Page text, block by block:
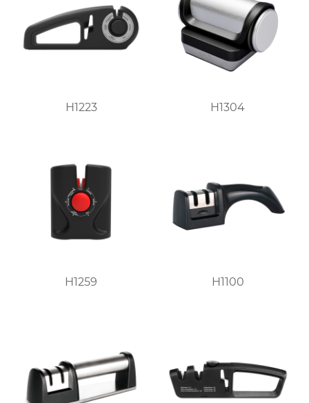
H1223 H1304
H1259 H1100